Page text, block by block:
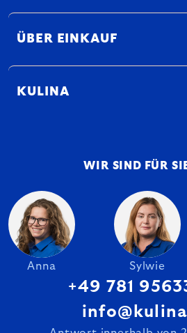
ÜBER EINKAUF
KULINA
WIR SIND FÜR
Anna Sylwie
+49 781